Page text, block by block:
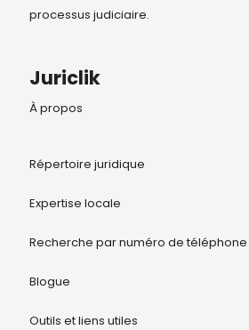
processus judiciaire.
Juriclik
À propos
Répertoire juridique
Expertise locale
Recherche par numéro de téléphone
Blogue
Outils et liens utiles